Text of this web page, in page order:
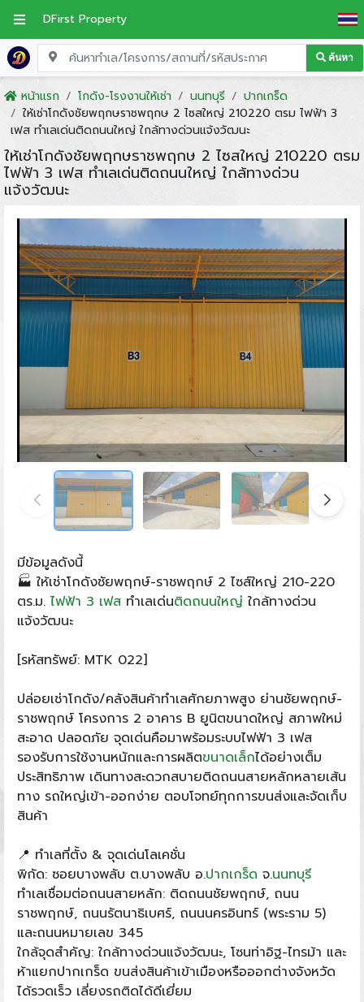
DFirst Property
ค้นหา
หน้าแรก โกดัง-โรงงานให้เช่า นนทบุรี
ปากเกร็ด
ให้เช่าโกดังชัยพฤกษราชพฤกษ 2 ไซสใหญ่ 210220 ตรม ไฟฟ้า 3
เฟส ทำเลเด่นติดถนนใหญ่ ใกล้ทางด่วนแจ้งวัฒนะ
ให้เช่าโกดังชัยพฤกษราชพฤกษ 2 ไซสใหญ่ 210220 ตรม
ไฟฟ้า 3 เฟส ทำเลเด่นติดถนนใหญ่ ใกล้ทางด่วน
แจ้งวัฒนะ
มีข้อมูลดังนี้
🏭 ให้เช่าโกดังชัยพฤกษ์-ราชพฤกษ์ 2 ไซส์ใหญ่ 210-220
ตร.ม. ไฟฟ้า 3 เฟสทำเลเด่นติดถนนใหญ่ ใกล้ทางด่วน
แจ้งวัฒนะ
[รหัสทรัพย์: MTK 022]
ปล่อยเช่าโกดัง/คลังสินค้าทำเลศักยภาพสูง ย่านชัยพฤกษ์-
ราชพฤกษ์ โครงการ 2 อาคาร B ยูนิตขนาดใหญ่ สภาพใหม่
สะอาด ปลอดภัย จุดเด่นคือมาพร้อมระบบไฟฟ้า 3 เฟส
รองรับการใช้งานหนักและการผลิตขนาดเล็กได้อย่างเต็ม
ประสิทธิภาพ เดินทางสะดวกสบายติดถนนสายหลักหลายเส้น
ทาง รถใหญ่เข้า-ออกง่าย ตอบโจทย์ทุกการขนส่งและจัดเก็บ
สินค้า
📍 ทำเลที่ตั้ง & จุดเด่นโลเคชั่น
พิกัด: ซอยบางพลับ ต.บางพลับ อ.ปากเกร็ด จ.นนทบุรี
ทำเลเชื่อมต่อถนนสายหลัก: ติดถนนชัยพฤกษ์, ถนน
ราชพฤกษ์, ถนนรัตนาธิเบศร์, ถนนนครอินทร์ (พระราม 5)
และถนนหมายเลข 345
ใกล้จุดสำคัญ: ใกล้ทางด่วนแจ้งวัฒนะ, โซนท่าอิฐ-ไทรม้า และ
ห้าแยกปากเกร็ด ขนส่งสินค้าเข้าเมืองหรือออกต่างจังหวัด
ได้รวดเร็ว เลี่ยงรถติดได้ดีเยี่ยม